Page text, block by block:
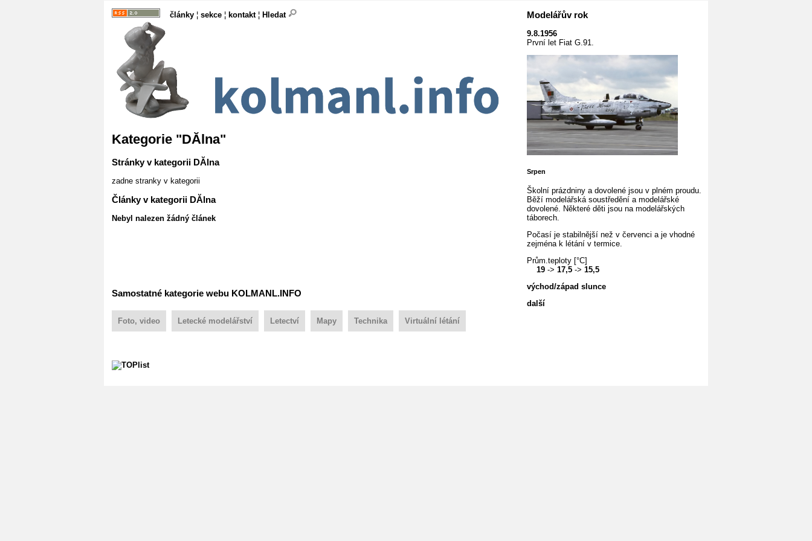
články ¦ sekce ¦ kontakt¦ Hledat
Kategorie "DĂ­lna"
Stránky v kategorii DĂ­lna
zadne stranky v kategorii
Články v kategorii DĂ­lna
Nebyl nalezen žádný článek
Samostatné kategorie webu KOLMANL.INFO
Foto, video Letecké modelářství Letectví Mapy Technika Virtuální létání
Modelářův rok
9.8.1956
První let Fiat G.91.
Srpen
Školní prázdniny a dovolené jsou v plném proudu.
Běží modelářská soustředění a modelářské
dovolené. Některé děti jsou na modelářských
táborech.
Počasí je stabilnější než v červenci a je vhodné
zejména k létání v termice.
Prům.teploty [°C]
19 -> 17,5 -> 15,5
východ/západ slunce
další